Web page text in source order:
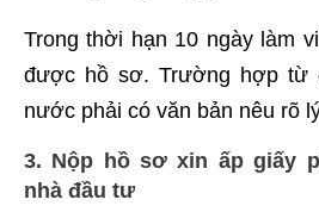
Trong thời hạn 10 ngày làm
được hồ sơ. Trường hợp từ
nước phải có văn bản nêu rõ
3. Nộp hồ sơ xin ấp giấy
nhà đầu tư